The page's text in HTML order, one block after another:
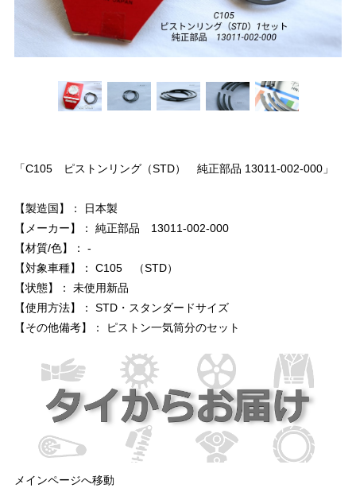
「C105 ピストンリング（STD） 純正部品 13011-002-000」
【製造国】： 日本製
【メーカー】： 純正部品 13011-002-000
【材質/色】： -
【対象車種】： C105 （STD）
【状態】： 未使用新品
【使用方法】： STD・スタンダードサイズ
【その他備考】： ピストン一気筒分のセット
メインページへ移動